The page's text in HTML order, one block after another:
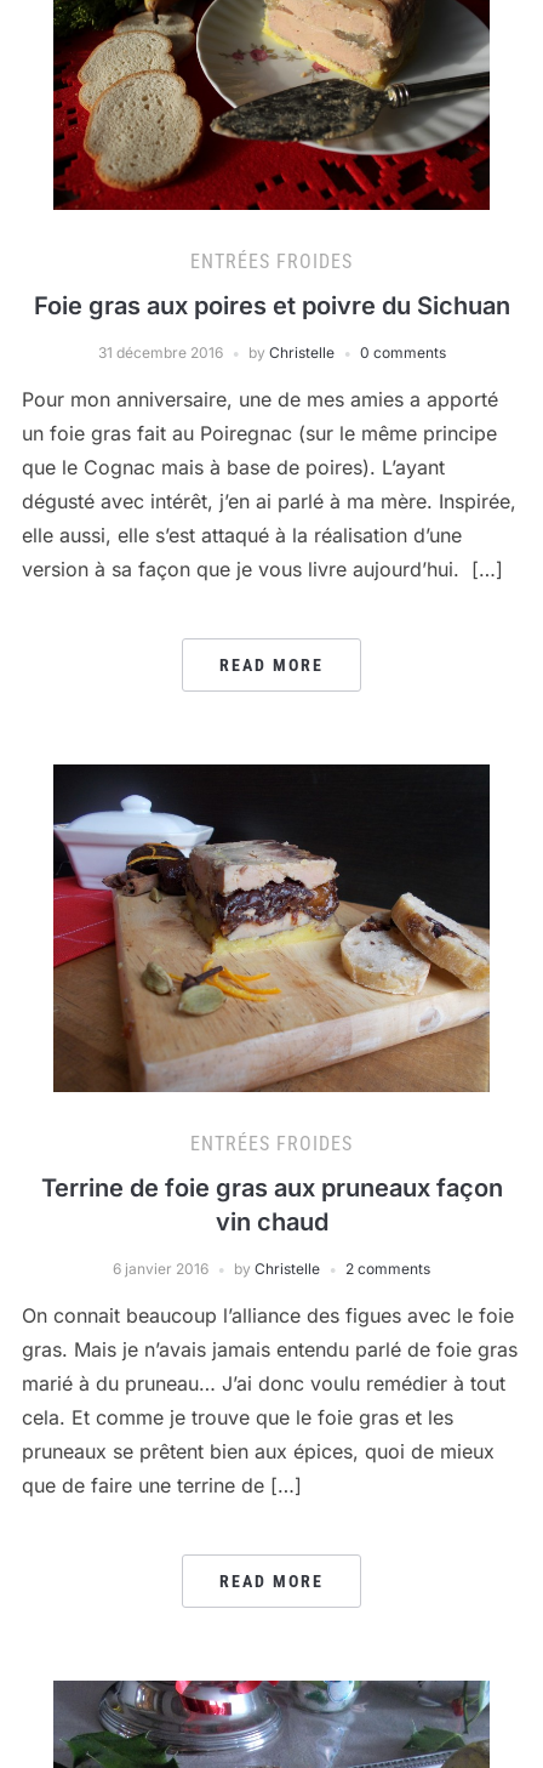
ENTRÉES FROIDES
Foie gras aux poires et poivre du Sichuan
31 décembre 2016 by Christelle 0 comments
Pour mon anniversaire, une de mes amies a apporté
un foie gras fait au Poiregnac (sur le même principe
que le Cognac mais à base de poires). L’ayant
dégusté avec intérêt, j’en ai parlé à ma mère. Inspirée,
elle aussi, elle s’est attaqué à la réalisation d’une
version à sa façon que je vous livre aujourd’hui. […]
READ MORE
ENTRÉES FROIDES
Terrine de foie gras aux pruneaux façon
vin chaud
6 janvier 2016 by Christelle 2 comments
On connait beaucoup l’alliance des figues avec le foie
gras. Mais je n’avais jamais entendu parlé de foie gras
marié à du pruneau… J’ai donc voulu remédier à tout
cela. Et comme je trouve que le foie gras et les
pruneaux se prêtent bien aux épices, quoi de mieux
que de faire une terrine de […]
READ MORE